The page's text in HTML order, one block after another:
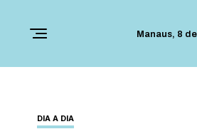
Manaus, 8
DIA A DIA